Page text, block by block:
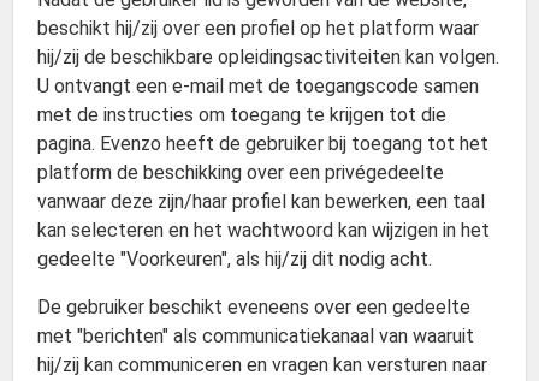
beschikt hij/zij over een profiel op het platform waar
hij/zij de beschikbare opleidingsactiviteiten kan volgen.
U ontvangt een e-mail met de toegangscode samen
met de instructies om toegang te krijgen tot die
pagina. Evenzo heeft de gebruiker bij toegang tot het
platform de beschikking over een privégedeelte
vanwaar deze zijn/haar profiel kan bewerken, een taal
kan selecteren en het wachtwoord kan wijzigen in het
gedeelte "Voorkeuren", als hij/zij dit nodig acht.
De gebruiker beschikt eveneens over een gedeelte
met "berichten" als communicatiekanaal van waaruit
hij/zij kan communiceren en vragen kan versturen naar